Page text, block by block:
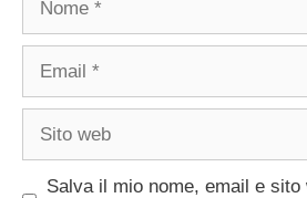
Salva il mio nome, email e sito